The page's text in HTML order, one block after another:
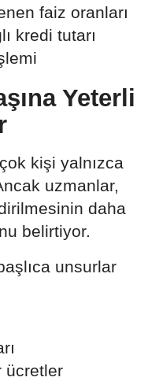
faiz oranları
kredi tutarı
Yeterli
kişi yalnızca
uzmanlar,
daha
belirtiyor.
unsurlar
ücretler